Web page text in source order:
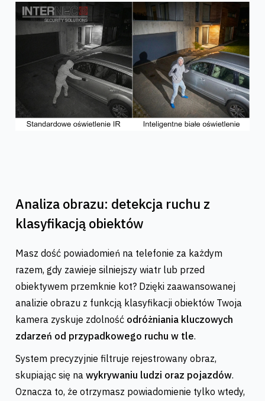
Analiza obrazu: detekcja ruchu z
klasyfikacją obiektów
Masz dość powiadomień na telefonie za każdym
razem, gdy zawieje silniejszy wiatr lub przed
obiektywem przemknie kot? Dzięki zaawansowanej
analizie obrazu z funkcją klasyfikacji obiektów Twoja
kamera zyskuje zdolność odróżniania kluczowych
zdarzeń od przypadkowego ruchu w tle.
System precyzyjnie filtruje rejestrowany obraz,
skupiając się na wykrywaniu ludzi oraz pojazdów.
Oznacza to, że otrzymasz powiadomienie tylko wtedy,